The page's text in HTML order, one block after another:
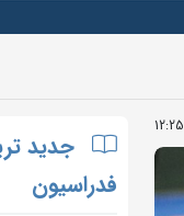
12:25
جدید
فدراسیون